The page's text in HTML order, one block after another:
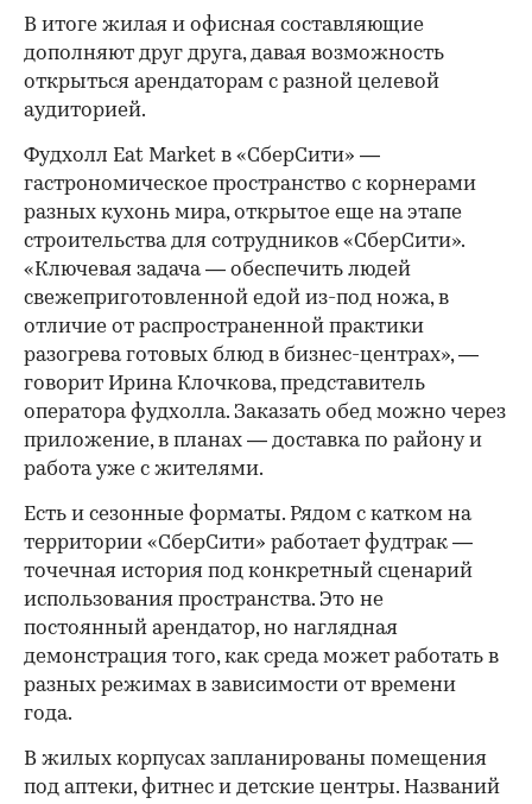
В итоге жилая и офисная составляющие
дополняют друг друга, давая возможность
открыться арендаторам с разной целевой
аудиторией.
Фудхолл Eat Market в «СберСити» —
гастрономическое пространство с корнерами
разных кухонь мира, открытое еще на этапе
строительства для сотрудников «СберСити».
«Ключевая задача — обеспечить людей
свежеприготовленной едой из-под ножа, в
отличие от распространенной практики
разогрева готовых блюд в бизнес-центрах», —
говорит Ирина Клочкова, представитель
оператора фудхолла. Заказать обед можно через
приложение, в планах — доставка по району и
работа уже с жителями.
Есть и сезонные форматы. Рядом с катком на
территории «СберСити» работает фудтрак —
точечная история под конкретный сценарий
использования пространства. Это не
постоянный арендатор, но наглядная
демонстрация того, как среда может работать в
разных режимах в зависимости от времени
года.
В жилых корпусах запланированы помещения
под аптеки, фитнес и детские центры. Названий